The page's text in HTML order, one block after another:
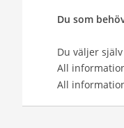
Du som
Du väljer
All
All